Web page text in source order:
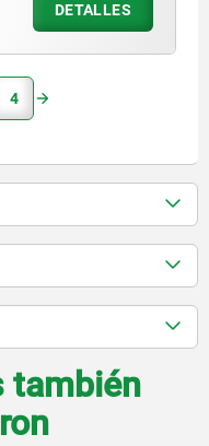
DETALLES
4
también